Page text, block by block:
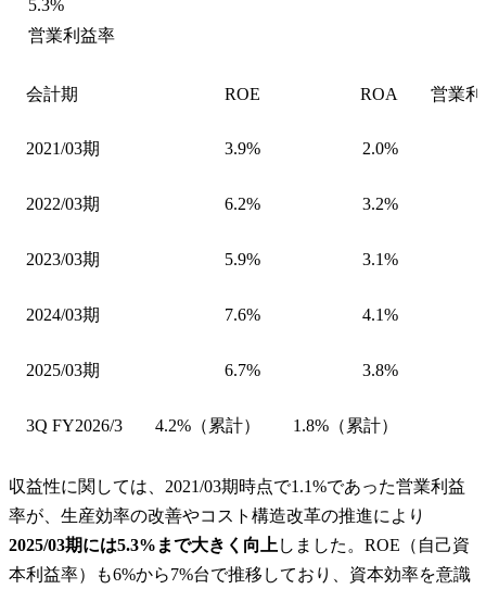
5.3%
営業利益率
会計期 ROE ROA 営業
2021/03期 3.9% 2.0%
2022/03期 6.2% 3.2%
2023/03期 5.9% 3.1%
2024/03期 7.6% 4.1%
2025/03期 6.7% 3.8%
3Q FY2026/3 4.2%（累計） 1.8%（累計）
収益性に関しては、2021/03期時点で1.1%であった営業利益
率が、生産効率の改善やコスト構造改革の推進により
2025/03期には5.3%まで大きく向上 しました。ROE（自己資
本利益率）も6%から7%台で推移しており、資本効率を意識